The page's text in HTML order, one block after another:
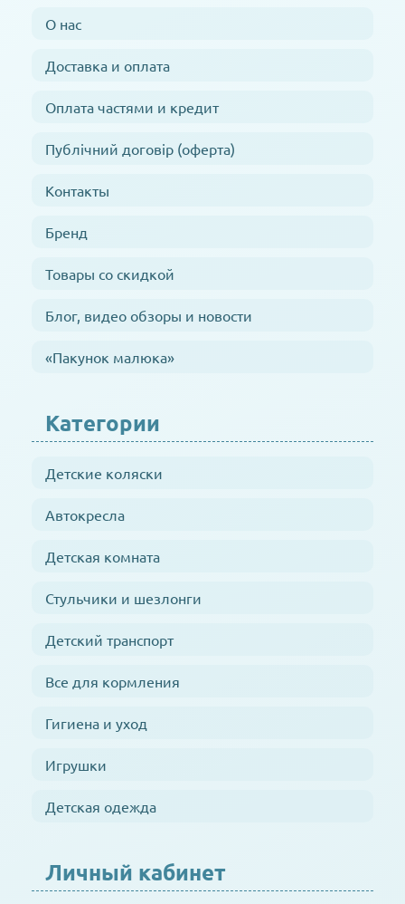
О нас
Доставка и оплата
Оплата частями и кредит
Публічний договір (оферта)
Контакты
Бренд
Товары со скидкой
Блог, видео обзоры и новости
«Пакунок малюка»
Категории
Детские коляски
Автокресла
Детская комната
Стульчики и шезлонги
Детский транспорт
Все для кормления
Гигиена и уход
Игрушки
Детская одежда
Личный кабинет